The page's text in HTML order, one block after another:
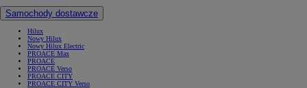
Samochody dostawcze
Hilux
Nowy Hilux
Nowy Hilux Electric
PROACE Max
PROACE
PROACE Verso
PROACE CITY
PROACE CITY Verso